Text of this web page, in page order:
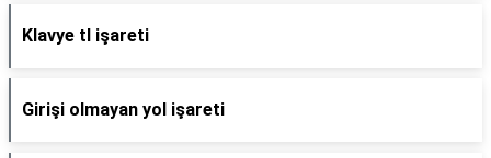
Klavye tl işareti
Girişi olmayan yol işareti